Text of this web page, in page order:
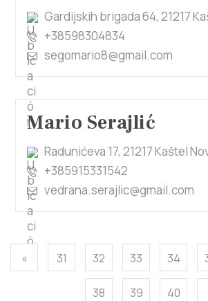
Gardijskih brigada 64, 21217
+38598304834
segomario8@gmail.com
Mario Serajlić
Radunićeva 17, 21217 Kaštel
+385915331542
vedrana.serajlic@gmail.com
« 31 32 33 34
38 39 40